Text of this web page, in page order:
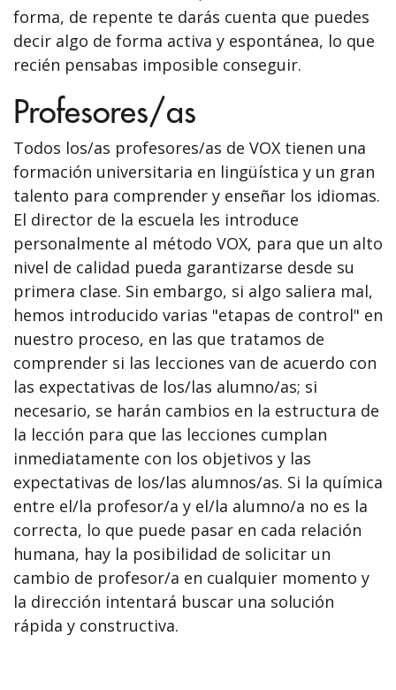
forma, de repente te darás cuenta que puedes
decir algo de forma activa y espontánea, lo que
recién pensabas imposible conseguir.
Profesores/as
Todos los/as profesores/as de VOX tienen una
formación universitaria en lingüística y un gran
talento para comprender y enseñar los idiomas.
El director de la escuela les introduce
personalmente al método VOX, para que un alto
nivel de calidad pueda garantizarse desde su
primera clase. Sin embargo, si algo saliera mal,
hemos introducido varias "etapas de control" en
nuestro proceso, en las que tratamos de
comprender si las lecciones van de acuerdo con
las expectativas de los/las alumno/as; si
necesario, se harán cambios en la estructura de
la lección para que las lecciones cumplan
inmediatamente con los objetivos y las
expectativas de los/las alumnos/as. Si la química
entre el/la profesor/a y el/la alumno/a no es la
correcta, lo que puede pasar en cada relación
humana, hay la posibilidad de solicitar un
cambio de profesor/a en cualquier momento y
la dirección intentará buscar una solución
rápida y constructiva.